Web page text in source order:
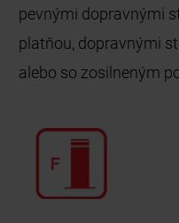
pevnými dopravnými
platňou, dopravnými
alebo so zosilneným